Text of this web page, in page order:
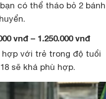
có thể tháo bỏ 2 bánh
vnđ – 1.250.000 vnđ
hợp với trẻ trong độ tuổi
sẽ khá phù hợp.